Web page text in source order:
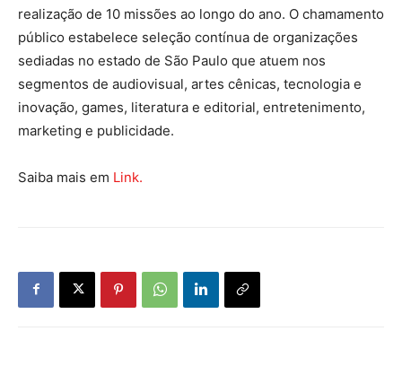
realização de 10 missões ao longo do ano. O chamamento
público estabelece seleção contínua de organizações
sediadas no estado de São Paulo que atuem nos
segmentos de audiovisual, artes cênicas, tecnologia e
inovação, games, literatura e editorial, entretenimento,
marketing e publicidade.
Saiba mais em Link.